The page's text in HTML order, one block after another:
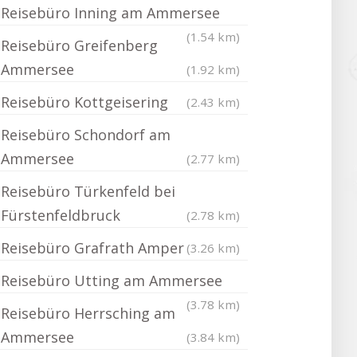
Reisebüro Inning am Ammersee
(1.54 km)
Reisebüro Greifenberg
Ammersee
(1.92 km)
Reisebüro Kottgeisering (2.43 km)
Reisebüro Schondorf am
Ammersee
(2.77 km)
Reisebüro Türkenfeld bei
Fürstenfeldbruck
(2.78 km)
Reisebüro Grafrath Amper (3.26 km)
Reisebüro Utting am Ammersee
(3.78 km)
Reisebüro Herrsching am
Ammersee
(3.84 km)